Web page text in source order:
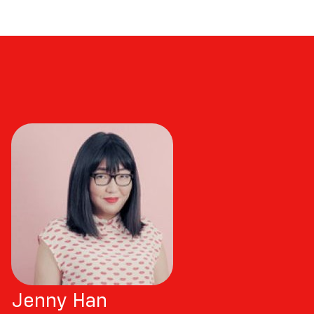
planos de vingança ficaram no passado. No
Jenny Han